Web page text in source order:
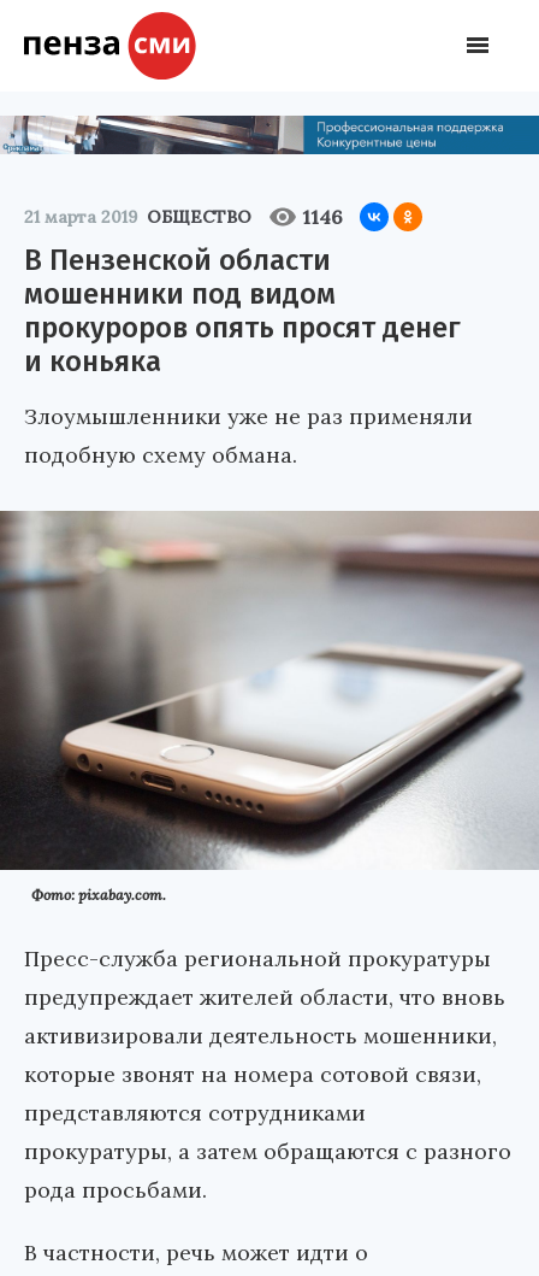
21 марта 2019 ОБЩЕСТВО 1146
В Пензенской области
мошенники под видом
прокуроров опять просят денег
и коньяка
Злоумышленники уже не раз применяли
подобную схему обмана.
Фото: pixabay.com.
Пресс-служба региональной прокуратуры
предупреждает жителей области, что вновь
активизировали деятельность мошенники,
которые звонят на номера сотовой связи,
представляются сотрудниками
прокуратуры, а затем обращаются с разного
рода просьбами.
В частности, речь может идти о